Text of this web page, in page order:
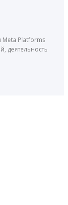
Platforms
деятельность